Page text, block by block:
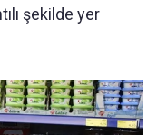
şekilde yer